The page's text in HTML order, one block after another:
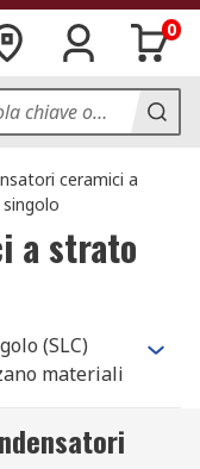
0
ceramici a
a strato
(SLC)
materiali